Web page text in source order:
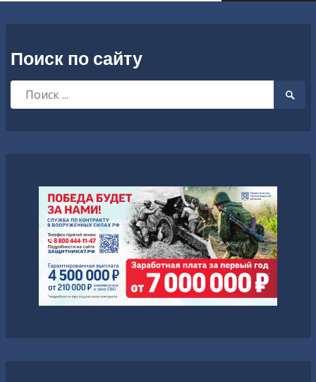
Поиск по сайту
Искать: